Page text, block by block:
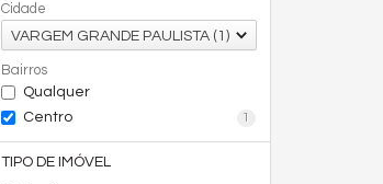
Cidade
VARGEM GRANDE PAULISTA (1)
Bairros
Qualquer
Centro
1
TIPO DE IMÓVEL